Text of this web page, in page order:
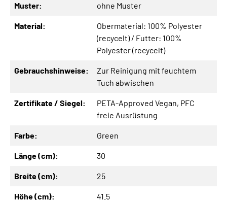
Muster: ohne Muster
Material:
Obermaterial: 100% Polyester
(recycelt) / Futter: 100%
Polyester (recycelt)
Gebrauchshinweise:
Zur Reinigung mit feuchtem
Tuch abwischen
Zertifikate / Siegel: PETA-Approved Vegan, PFC
freie Ausrüstung
Farbe: Green
Länge (cm): 30
Breite (cm): 25
Höhe (cm): 41.5